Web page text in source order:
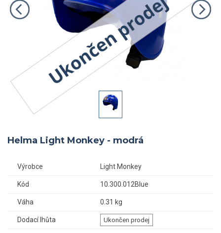
Helma Light Monkey - modrá
Výrobce Light Monkey
Kód 10.300.012Blue
Váha 0.31 kg
Dodací lhůta Ukončen prodej